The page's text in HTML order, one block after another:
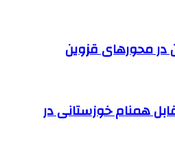
در محورهای قزوین
همنام خوزستانی در